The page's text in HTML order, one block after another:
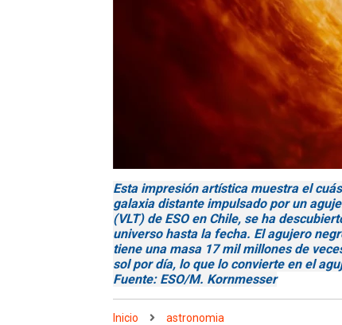
Esta impresión artística muestra el
galaxia distante impulsado por un
(VLT) de ESO en Chile, se ha
universo hasta la fecha. El agujero
tiene una masa 17 mil millones de
sol por día, lo que lo convierte en el
Fuente: ESO/M. Kornmesser
Inicio astronomia